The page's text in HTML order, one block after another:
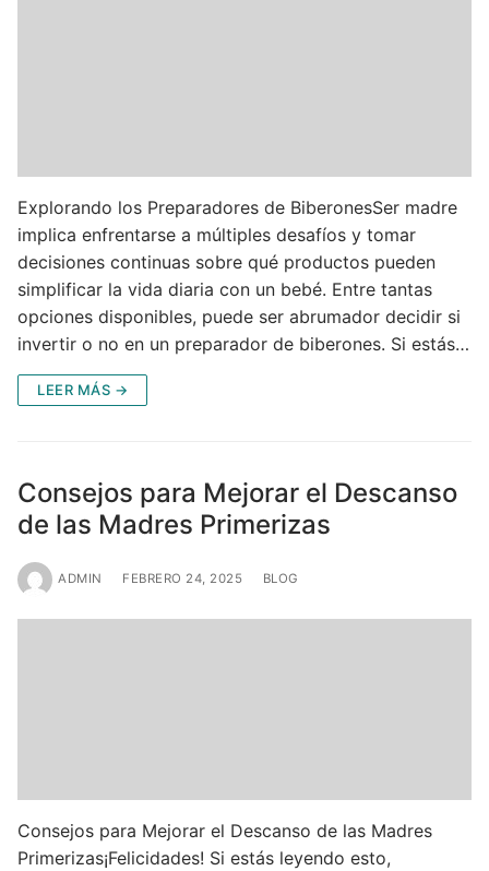
Explorando los Preparadores de BiberonesSer madre
implica enfrentarse a múltiples desafíos y tomar
decisiones continuas sobre qué productos pueden
simplificar la vida diaria con un bebé. Entre tantas
opciones disponibles, puede ser abrumador decidir si
invertir o no en un preparador de biberones. Si estás…
LEER MÁS →
Consejos para Mejorar el Descanso
de las Madres Primerizas
ADMIN FEBRERO 24, 2025 BLOG
Consejos para Mejorar el Descanso de las Madres
Primerizas¡Felicidades! Si estás leyendo esto,